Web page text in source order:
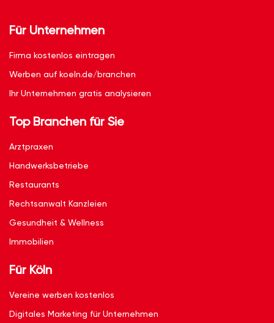
Für Unternehmen
Firma kostenlos eintragen
Werben auf koeln.de/branchen
Ihr Unternehmen gratis analysieren
Top Branchen für Sie
Arztpraxen
Handwerksbetriebe
Restaurants
Rechtsanwalt Kanzleien
Gesundheit & Wellness
Immobilien
Für Köln
Vereine werben kostenlos
Digitales Marketing für Unternehmen